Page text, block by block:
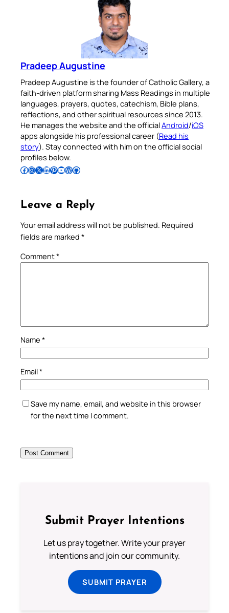
Pradeep Augustine
Pradeep Augustine is the founder of Catholic Gallery, a
faith-driven platform sharing Mass Readings in multiple
languages, prayers, quotes, catechism, Bible plans,
reflections, and other spiritual resources since 2013.
He manages the website and the officialAndroid/iOS
apps alongside his professional career (Read his
story). Stay connected with him on the official social
profiles below.
Follow Pradeep on Facebook Follow Pradeep on InstagramFollow Pradeep on X Follow Pradeep on LinkedIn Follow Pradeep on Pinterest Subscribe to Pradeep’s Youtube Channel Follow Pradeep on WordPress Follow Pradeep on GitHub
Leave a Reply
Your email address will not be published. Required
fields are marked *
Comment*
Name *
Email*
Save my name, email, and website in this browser
for the next time I comment.
Submit Prayer Intentions
Let us pray together. Write your prayer
intentions and join our community.
SUBMIT PRAYER